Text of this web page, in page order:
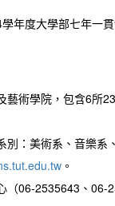
年度大學部七年一
術學院，包含6所
：美術系、音樂系
。
06-2535643、06-